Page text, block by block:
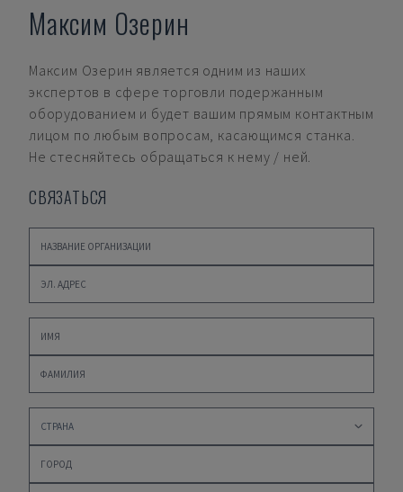
Максим Озерин
Максим Озерин является одним из наших
экспертов в сфере торговли подержанным
оборудованием и будет вашим прямым контактным
лицом по любым вопросам, касающимся станка.
Не стесняйтесь обращаться к нему / ней.
СВЯЗАТЬСЯ